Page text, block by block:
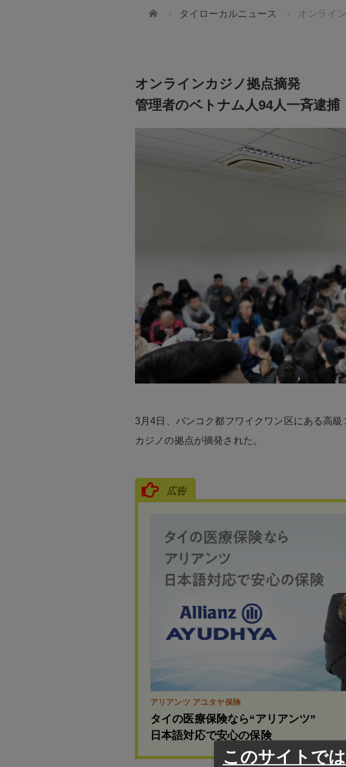
ホーム タイローカルニュース オンライ
オンラインカジノ拠点摘発
管理者のベトナム人94人一斉逮捕
3月4日、バンコク都フワイクワン区にある高
カジノの拠点が摘発された。
広告
アリアンツ アユタヤ保険
タイの医療保険なら“アリアンツ”
日本語対応で安心の保険
を募集
このサイトで